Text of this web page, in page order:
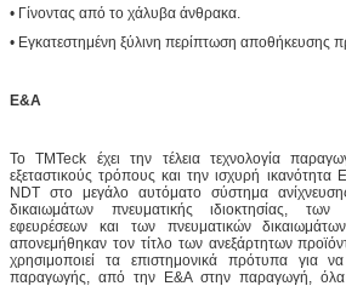
• Γίνοντας από το χάλυβα άνθρακα.
• Εγκατεστημένη ξύλινη περίπτωση αποθήκευσης
Ε&Α
Το TMTeck έχει την τέλεια τεχνολογία
εξεταστικούς τρόπους και την ισχυρή
NDT στο μεγάλο αυτόματο σύστημα
δικαιωμάτων πνευματικής ιδιοκτησίας, των
εφευρέσεων και των πνευματικών
απονεμήθηκαν τον τίτλο των ανεξάρτητων
χρησιμοποιεί τα επιστημονικά πρότυπα για να
παραγωγής, από την Ε&Α στην παραγωγή, όλα